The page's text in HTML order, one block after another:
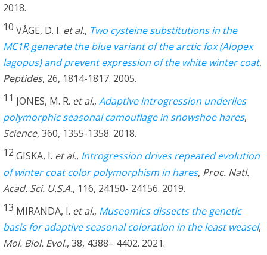
2018.
10 VÅGE, D. I. et al., Two cysteine substitutions in the
MC1R generate the blue variant of the arctic fox (Alopex
lagopus) and prevent expression of the white winter coat,
Peptides, 26, 1814-1817. 2005.
11 JONES, M. R. et al., Adaptive introgression underlies
polymorphic seasonal camouflage in snowshoe hares,
Science, 360, 1355-1358. 2018.
12 GISKA, I. et al., Introgression drives repeated evolution
of winter coat color polymorphism in hares, Proc. Natl.
Acad. Sci. U.S.A., 116, 24150- 24156. 2019.
13 MIRANDA, I. et al., Museomics dissects the genetic
basis for adaptive seasonal coloration in the least weasel,
Mol. Biol. Evol., 38, 4388– 4402. 2021.